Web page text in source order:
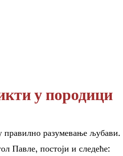
у породици
правилно разумевање љубави.
Павле, постоји и следеће: